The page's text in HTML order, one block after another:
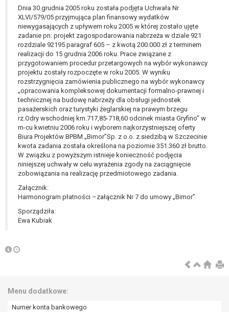
Dnia 30.grudnia 2005 roku została podjęta Uchwała Nr
XLVI/579/05 przyjmująca plan finansowy wydatków
niewygasających z upływem roku 2005 w której zostało ujęte
zadanie pn: projekt zagospodarowania nabrzeża w dziale 921
rozdziale 92195 paragraf 605 – z kwotą 200.000 zł z terminem
realizacji do 15 grudnia 2006 roku. Prace związane z
przygotowaniem procedur przetargowych na wybór wykonawcy
projektu zostały rozpoczęte w roku 2005. W wyniku
rozstrzygnięcia zamówienia publicznego na wybór wykonawcy
„opracowania kompleksowej dokumentacji formalno-prawnej i
technicznej na budowę nabrzeży dla obsługi jednostek
pasażerskich oraz turystyki żeglarskiej na prawym brzegu
rz.Odry wschodniej km.717,85-718,60 odcinek miasta Gryfino” w
m-cu kwietniu 2006 roku i wyborem najkorzystniejszej oferty
Biura Projektów BPBM „Bimor”Sp. z o.o. z siedzibą w Szczecinie
kwota zadania została określona na poziomie 351.360 zł brutto.
W związku z powyższym istnieje konieczność podjęcia
niniejszej uchwały w celu wyrażenia zgody na zaciągnięcie
zobowiązania na realizację przedmiotowego zadania.
Załącznik:
Harmonogram płatności –załącznik Nr 7 do umowy „Bimor”
Sporządziła:
Ewa Kubiak
Menu dodatkowe:
Numer konta bankowego
Prezes Urzędu Ochrony Danych Osobowych.
W zależności od sfery, w której przetwarzane są
dane osobowe, podanie danych osobowych jest
dobrowolne albo jest wymogiem ustawowym lub
umownym.
Pani/Pana dane nie będą poddawane
zautomatyzowanemu podejmowaniu decyzji, w
tym również profilowaniu.